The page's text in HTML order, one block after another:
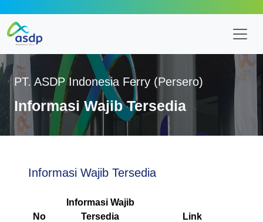
PT. ASDP Indonesia Ferry (Persero)
Informasi Wajib Tersedia
Informasi Wajib Tersedia
No
Informasi Wajib
Tersedia
Link